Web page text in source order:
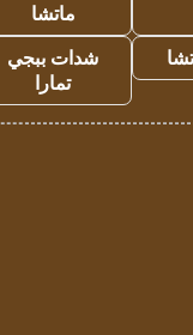
ماتشا
شدات ببجي
تمارا